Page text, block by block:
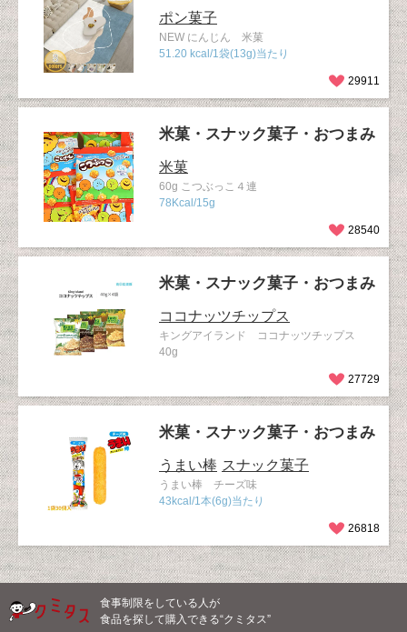
ポン菓子
NEW にんじん 米菓
51.20 kcal/1袋(13g)当たり
29911
米菓・スナック菓子・おつまみ
米菓
60g こつぶっこ４連
78Kcal/15g
28540
米菓・スナック菓子・おつまみ
ココナッツチップス
キングアイランド ココナッツチップス
40g
27729
米菓・スナック菓子・おつまみ
うまい棒 スナック菓子
うまい棒 チーズ味
43kcal/1本(6g)当たり
26818
食事制限をしている人が
食品を探して購入できる“クミタス”